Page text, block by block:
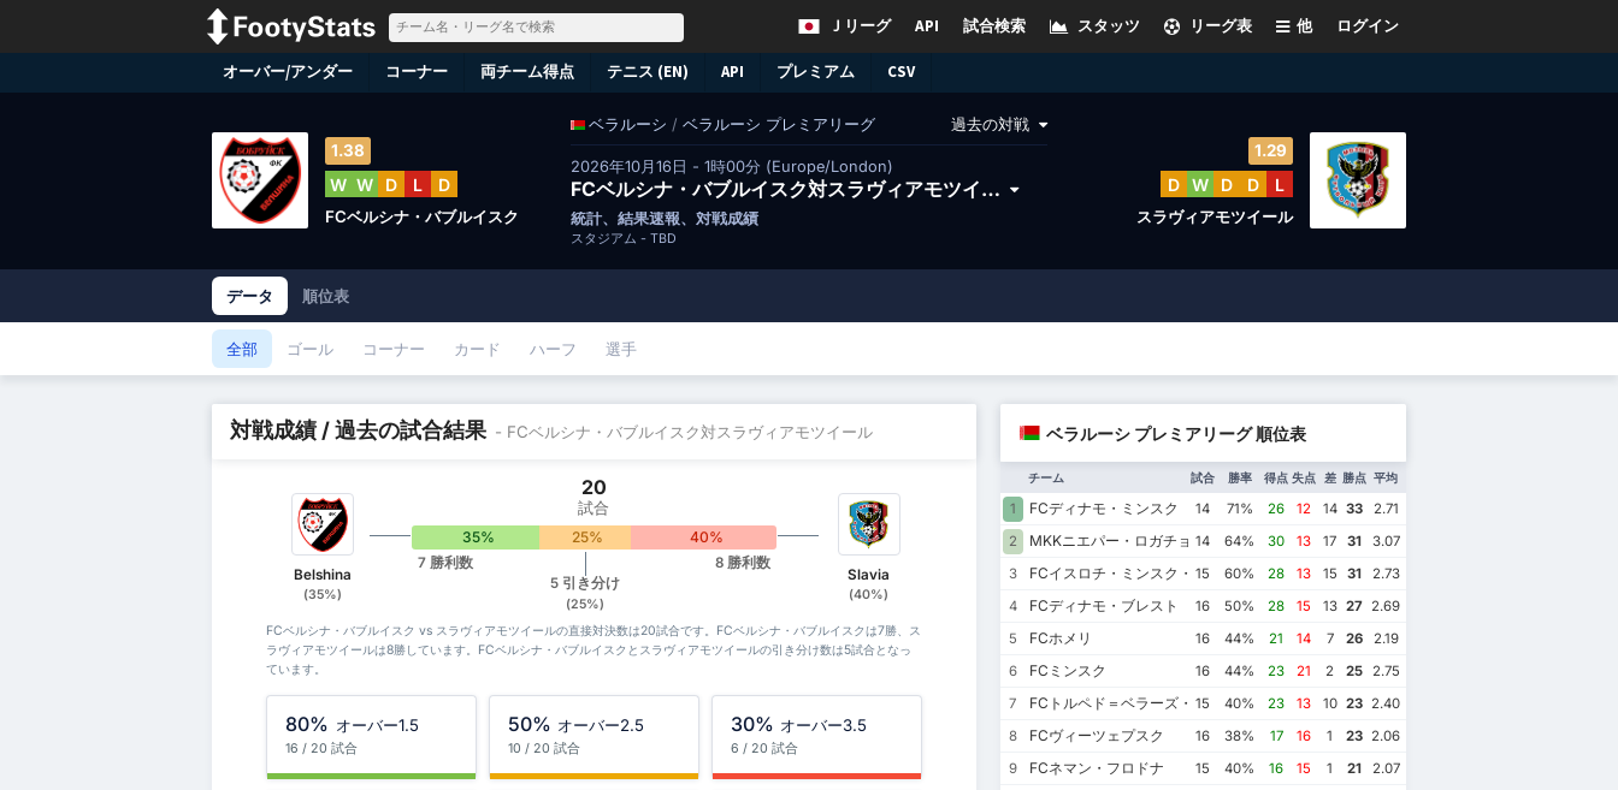
ログイン
他
リーグ表
スタッツ
試合検索
API
Ｊリーグ
オーバー/アンダー コーナー 両チーム得点 テニス (EN) API プレミアム CSV
ベラルーシ / ベラルーシ プレミアリーグ 過去の対戦
2026年10月16日 - 1時00分 (Europe/London)
FCベルシナ・バブルイスク対スラヴィアモツイール
統計、結果速報、対戦成績
スタジアム - TBD
1.38
W W D L D
FCベルシナ・バブルイスク
1.29
D W D D L
スラヴィアモツイール
データ 順位表
全部 ゴール コーナー カード ハーフ 選手
対戦成績 / 過去の試合結果 - FCベルシナ・バブルイスク対スラヴィアモツイール
Belshina
(35%)
20
試合
35% 25% 40%
7 勝利数
5 引き分け
(25%)
8 勝利数
Slavia
(40%)
FCベルシナ・バブルイスク vs スラヴィアモツイールの直接対決数は20試合です。FCベルシナ・バブルイスクは7勝、ス
ラヴィアモツイールは8勝しています。FCベルシナ・バブルイスクとスラヴィアモツイールの引き分け数は5試合となっ
ています。
80% オーバー1.5
16 / 20 試合
50% オーバー2.5
10 / 20 試合
30% オーバー3.5
6 / 20 試合
ベラルーシ プレミアリーグ 順位表
チーム 試合 勝率 得点 失点 差 勝点 平均
1 FCディナモ・ミンスク 14 71% 26 12 14 33
2.71
2
MKKニエパー・ロガチョフ
14 64% 30 13 17 31
3.07
3
FCイスロチ・ミンスク・ラヨン
15 60% 28 13 15 31
2.73
4
FCディナモ・ブレスト 16 50% 28 15 13 27 2.69
5
FCホメリ 16 44% 21 14 7 26
2.19
6
FCミンスク 16 44% 23 21 2 25 2.75
7
FCトルペド＝ベラーズ・ジョジナ
15 40% 23 13 10 23 2.40
8
FCヴィーツェプスク 16 38% 17 16 1 23 2.06
9
FCネマン・フロドナ 15 40% 16 15 1 21
2.07